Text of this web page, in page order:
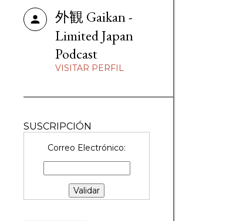
外観 Gaikan -
Limited Japan
Podcast
VISITAR PERFIL
SUSCRIPCIÓN
Correo Electrónico: